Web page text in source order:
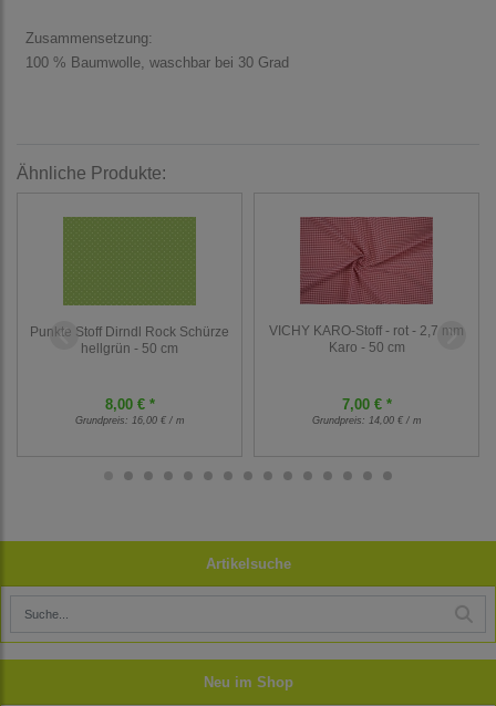
Artikelsuche
Neu im Shop
Zusammensetzung:
100 % Baumwolle, waschbar bei 30 Grad
Ähnliche Produkte:
Punkte Stoff Dirndl Rock Schürze
hellgrün - 50 cm
8,00 € *
Grundpreis: 16,00 € / m
VICHY KARO-Stoff - rot - 2,7 mm
Karo - 50 cm
7,00 € *
Grundpreis: 14,00 € / m